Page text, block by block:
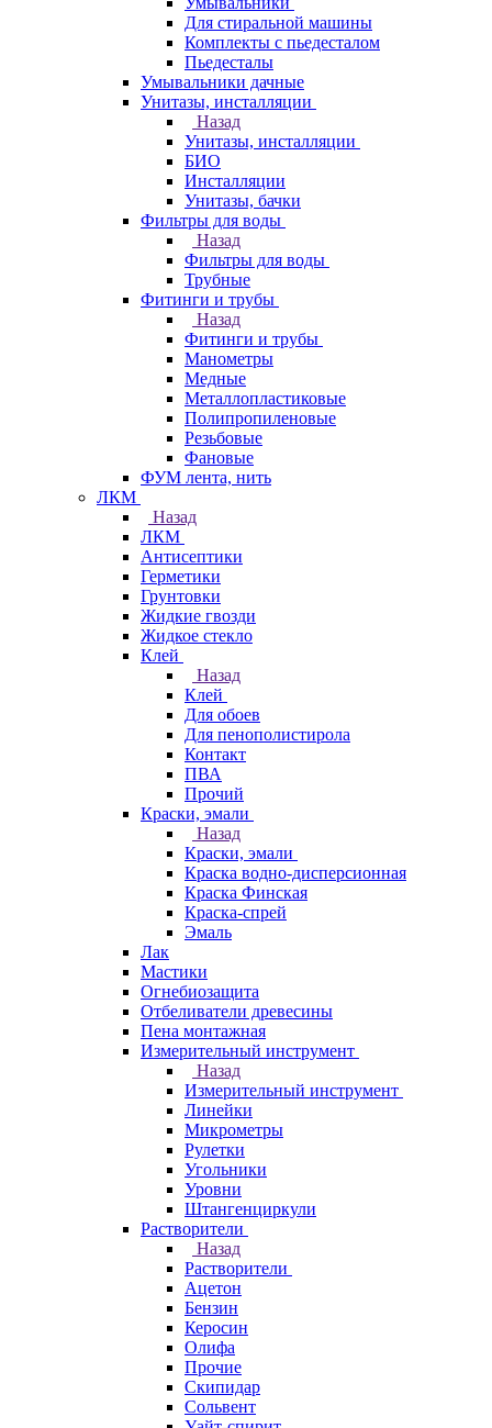
Для стиральной машины
Комплекты с пьедесталом
Пьедесталы
Умывальники дачные
Унитазы, инсталляции
Назад
Унитазы, инсталляции
БИО
Инсталляции
Унитазы, бачки
Фильтры для воды
Назад
Фильтры для воды
Трубные
Фитинги и трубы
Назад
Фитинги и трубы
Манометры
Медные
Металлопластиковые
Полипропиленовые
Резьбовые
Фановые
ФУМ лента, нить
ЛКМ
Назад
ЛКМ
Антисептики
Герметики
Грунтовки
Жидкие гвозди
Жидкое стекло
Клей
Назад
Клей
Для обоев
Для пенополистирола
Контакт
ПВА
Прочий
Краски, эмали
Назад
Краски, эмали
Краска водно-дисперсионная
Краска Финская
Краска-спрей
Эмаль
Лак
Мастики
Огнебиозащита
Отбеливатели древесины
Пена монтажная
Измерительный инструмент
Назад
Измерительный инструмент
Линейки
Микрометры
Рулетки
Угольники
Уровни
Штангенциркули
Растворители
Назад
Растворители
Ацетон
Бензин
Керосин
Олифа
Прочие
Скипидар
Сольвент